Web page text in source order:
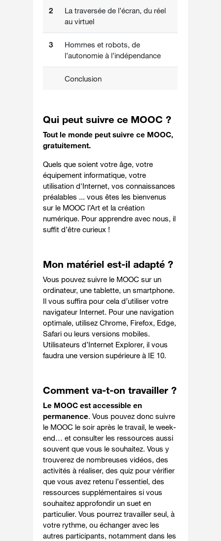
2
La traversée de l’écran, du réel
au virtuel
3
Hommes et robots, de
l’autonomie à l’indépendance
Conclusion
Qui peut suivre ce MOOC ?
Tout le monde peut suivre ce MOOC,
gratuitement.
Quels que soient votre âge, votre
équipement informatique, votre
utilisation d'Internet, vos connaissances
préalables ... vous êtes les bienvenus
sur le MOOC l’Art et la création
numérique. Pour apprendre avec nous, il
suffit d’être curieux !
Mon matériel est-il adapté ?
Vous pouvez suivre le MOOC sur un
ordinateur, une tablette, un smartphone.
Il vous suffira pour cela d’utiliser votre
navigateur Internet. Pour une navigation
optimale, utilisez Chrome, Firefox, Edge,
Safari ou leurs versions mobiles.
Utilisateurs d’Internet Explorer, il vous
faudra une version supérieure à IE 10.
Comment va-t-on travailler ?
Le MOOC est accessible en
permanence. Vous pouvez donc suivre
le MOOC le soir après le travail, le week-
end… et consulter les ressources aussi
souvent que vous le souhaitez. Vous y
trouverez de nombreuses vidéos, des
activités à réaliser, des quiz pour vérifier
que vous avez retenu l’essentiel, des
ressources supplémentaires si vous
souhaitez approfondir un suet en
particulier. Vous pourrez travailler seul, à
votre rythme, ou échanger avec les
autres participants, notamment dans les